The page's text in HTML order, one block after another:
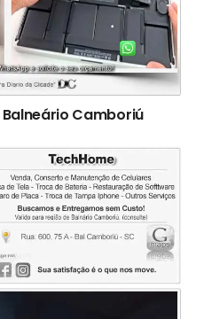
Camboriú